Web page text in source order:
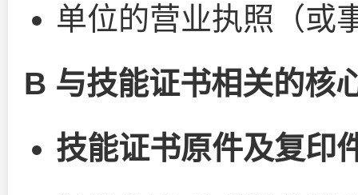
单位的营业执照（或
B 与技能证书相关的核
技能证书原件及复印